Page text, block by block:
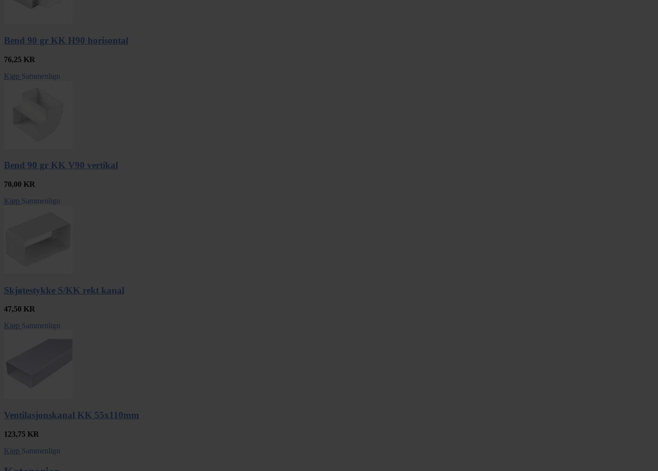
Bend 90 gr KK H90 horisontal
76,25 KR
Kjøp Sammenlign
Bend 90 gr KK V90 vertikal
70,00 KR
Kjøp Sammenlign
Skjøtestykke S/KK rekt kanal
47,50 KR
Kjøp Sammenlign
Ventilasjonskanal KK 55x110mm
123,75 KR
Kjøp Sammenlign